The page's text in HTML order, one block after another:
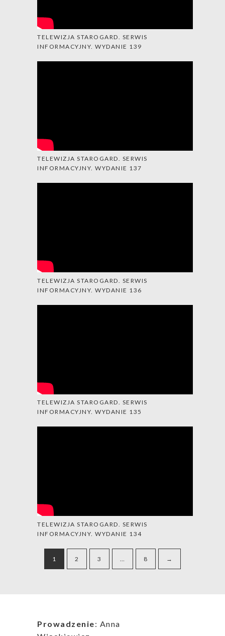
TELEWIZJA STAROGARD. SERWIS
INFORMACYJNY. WYDANIE 139
TELEWIZJA STAROGARD. SERWIS
INFORMACYJNY. WYDANIE 137
TELEWIZJA STAROGARD. SERWIS
INFORMACYJNY. WYDANIE 136
TELEWIZJA STAROGARD. SERWIS
INFORMACYJNY. WYDANIE 135
TELEWIZJA STAROGARD. SERWIS
INFORMACYJNY. WYDANIE 134
1 2 3 8 →
Prowadzenie: Anna